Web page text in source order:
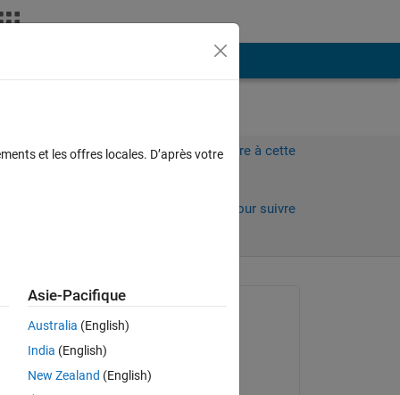
Connectez-vous pour répondre à cette
Connectez-vous pour suivre
Niklas Kurz
le 12 Avr 2021
et les offres locales. D’après votre
Asie-Pacifique
Australia (English)
India (English)
New Zealand (English)